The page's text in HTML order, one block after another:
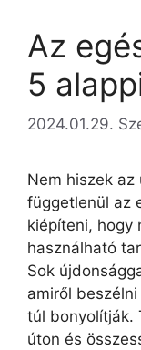
Az
5
2024.01.29.
Nem hiszek
függetlenül az
kiépíteni, hogy
használható
Sok
amiről
túl bonyolítják.
úton és